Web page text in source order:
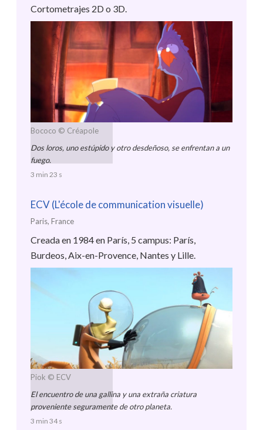
Cortometrajes 2D o 3D.
Bococo © Créapole
Dos loros, uno estúpido y otro desdeñoso, se enfrentan a un
fuego.
3 min 23 s
ECV (L'école de communication visuelle)
Paris, France
Creada en 1984 en París, 5 campus: París,
Burdeos, Aix-en-Provence, Nantes y Lille.
Piok © ECV
El encuentro de una gallina y una extraña criatura
proveniente seguramente de otro planeta.
3 min 34 s